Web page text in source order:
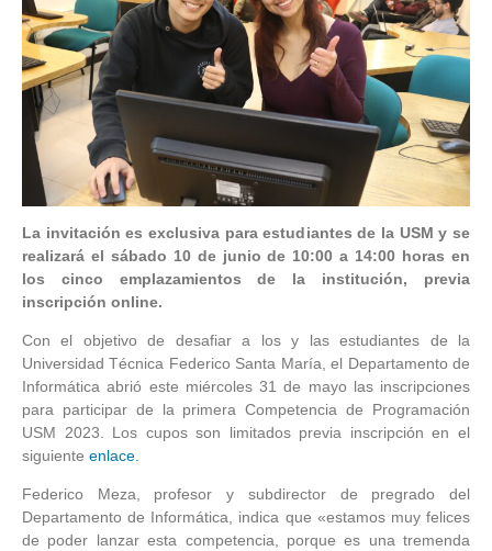
La invitación es exclusiva para estudiantes de la USM y se
realizará el sábado 10 de junio de 10:00 a 14:00 horas en
los cinco emplazamientos de la institución, previa
inscripción online.
Con el objetivo de desafiar a los y las estudiantes de la
Universidad Técnica Federico Santa María, el Departamento de
Informática abrió este miércoles 31 de mayo las inscripciones
para participar de la primera Competencia de Programación
USM 2023. Los cupos son limitados previa inscripción en el
siguiente enlace.
Federico Meza, profesor y subdirector de pregrado del
Departamento de Informática, indica que «estamos muy felices
de poder lanzar esta competencia, porque es una tremenda